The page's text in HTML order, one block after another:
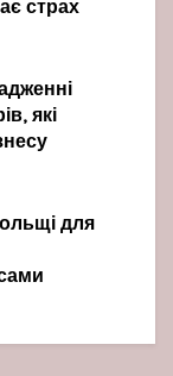
страх
які
для